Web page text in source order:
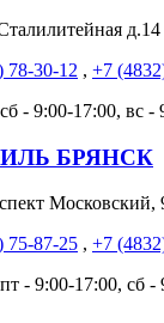
78-30-12 , +7
- 9:00-17:00, вс -
БРЯНСК
Московский,
75-87-25 , +7
- 9:00-17:00, сб -